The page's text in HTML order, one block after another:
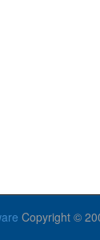
Copyright ©